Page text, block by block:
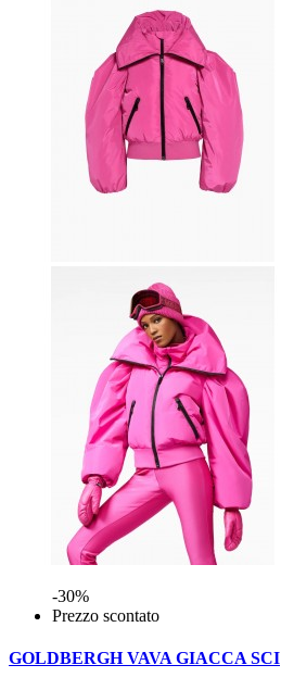
-30%
Prezzo scontato
GOLDBERGH VAVA GIACCA SCI